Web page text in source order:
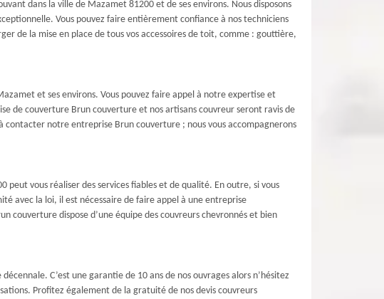
dans la ville de Mazamet 81200 et de ses environs. Nous disposons
Vous pouvez faire entièrement confiance à nos techniciens
de la mise en place de tous vos accessoires de toit, comme : gouttière,
et ses environs. Vous pouvez faire appel à notre expertise et
de couverture Brun couverture et nos artisans couvreur seront ravis de
notre entreprise Brun couverture ; nous vous accompagnerons
vous réaliser des services fiables et de qualité. En outre, si vous
avec la loi, il est nécessaire de faire appel à une entreprise
dispose d’une équipe des couvreurs chevronnés et bien
C’est une garantie de 10 ans de nos ouvrages alors n’hésitez
Profitez également de la gratuité de nos devis couvreurs